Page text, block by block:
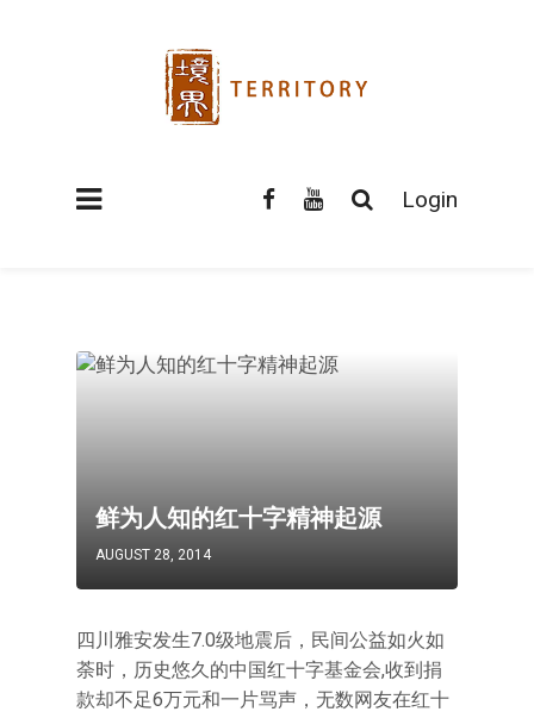
Login
鲜为人知的红十字精神起源
AUGUST 28, 2014
四川雅安发生7.0级地震后，民间公益如火如
荼时，历史悠久的中国红十字基金会,收到捐
款却不足6万元和一片骂声，无数网友在红十